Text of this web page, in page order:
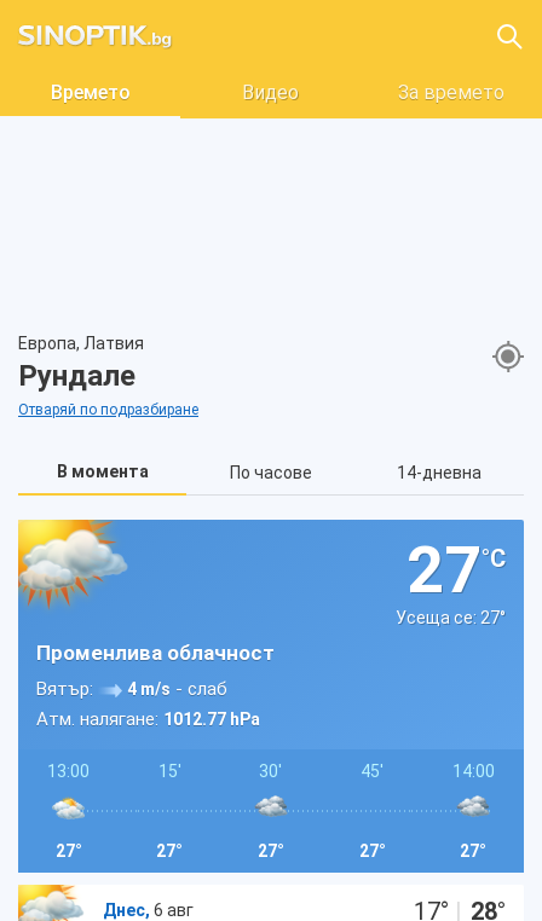
Времето Видео За времето
Европа, Латвия
Рундале
Отваряй по подразбиране
В момента По часове 14-дневна
27°C
Усеща се: 27°
Променлива облачност
Вятър: 4 m/s - слаб
Атм. налягане: 1012.77 hPa
13:00
27°
15'
27°
30'
27°
45'
27°
14:00
27°
Днес, 6 авг
17° | 28°